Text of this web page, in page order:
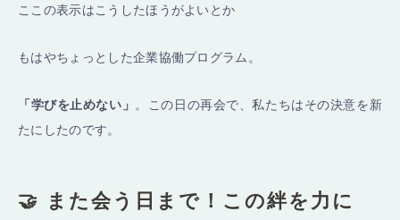
ここの表示はこうしたほうがよいとか
もはやちょっとした企業協働プログラム。
「学びを止めない」 。この日の再会で、私たちはその決意を新
たにしたのです。
🤝 また会う日まで！この絆を力に